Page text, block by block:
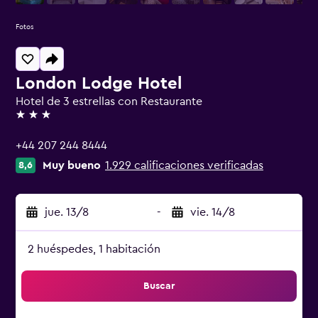
London Lodge Hotel
Hotel de 3 estrellas con Restaurante
3 estrellas
+44 207 244 8444
8,6 Muy bueno 1.929 calificaciones verificadas
jue. 13/8 - vie. 14/8
2 huéspedes, 1 habitación
Buscar
Fotos